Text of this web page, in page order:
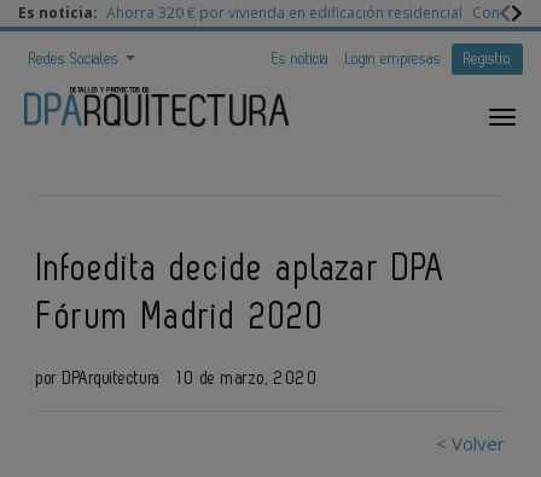
Es noticia: Ahorra 320 € por vivienda en edificación residencial
Redes Sociales Es noticia Login empresas Registro
Infoedita decide aplazar DPA
Fórum Madrid 2020
por DPArquitectura 10 de marzo, 2020
< Volver